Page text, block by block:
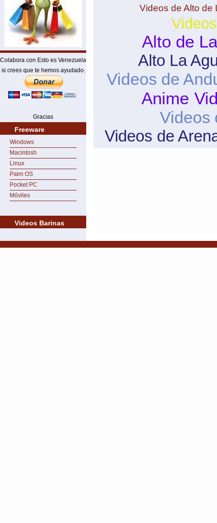
Colabora con Esto es Venezuela
si crees que te hemos ayudado.
Gracias
Freeware
Windows
Macintosh
Linux
Palm OS
Pocket PC
Móviles
Videos Barinas
Videos de Alto de
Alto de
Alto La
Videos de
Anime
Videos
Videos de